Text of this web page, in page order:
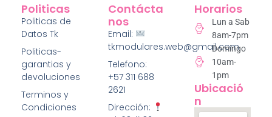
Politicas
Politicas de
Datos Tk
Politicas-
garantias y
devoluciones
Terminos y
Condiciones
Contácta
Nos
Email:
tkmodulares.web@gmail.com
Telefono:
+57 311 688
2621
Dirección:
Horarios
Lun a Sab
8am-7pm
Domingo
10am-
1pm
Ubicació
N